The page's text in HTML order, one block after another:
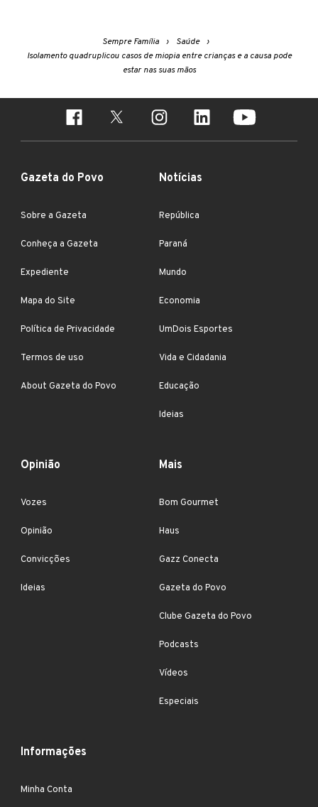
Sempre Família
Saúde
Isolamento quadruplicou casos de miopia entre crianças e a causa pode
estar nas suas mãos
Gazeta do Povo
Sobre a Gazeta
Conheça a Gazeta
Expediente
Mapa do Site
Política de Privacidade
Termos de uso
About Gazeta do Povo
Notícias
República
Paraná
Mundo
Economia
UmDois Esportes
Vida e Cidadania
Educação
Ideias
Opinião
Vozes
Opinião
Convicções
Ideias
Mais
Bom Gourmet
Haus
Gazz Conecta
Gazeta do Povo
Clube Gazeta do Povo
Podcasts
Vídeos
Especiais
Informações
Minha Conta